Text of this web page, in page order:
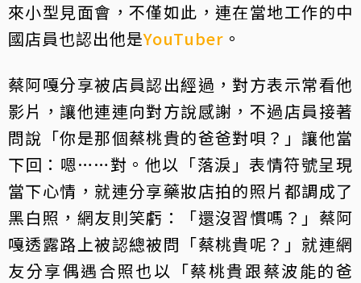
來小型見面會，不僅如此，連在當地工作的中
國店員也認出他是YouTuber 。
蔡阿嘎分享被店員認出經過，對方表示常看他
影片，讓他連連向對方說感謝，不過店員接著
問說「你是那個蔡桃貴的爸爸對唄？」讓他當
下回：嗯……對。他以「落淚」表情符號呈現
當下心情，就連分享藥妝店拍的照片都調成了
黑白照，網友則笑虧：「還沒習慣嗎？」蔡阿
嘎透露路上被認總被問「蔡桃貴呢？」就連網
友分享偶遇合照也以「蔡桃貴跟蔡波能的爸